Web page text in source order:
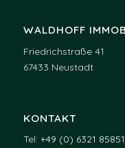
WALDHOFF
Friedrichstraße 41
67433 Neustadt
KONTAKT
Tel: +49 (0) 6321